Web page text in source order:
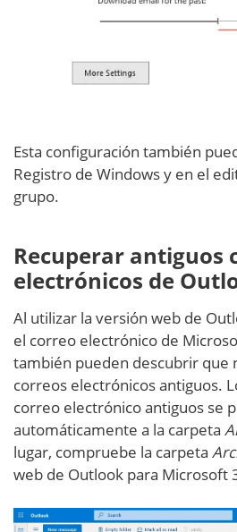
Esta configuración también
Registro de Windows y en el
grupo.
Recuperar antiguos
electrónicos de
Al utilizar la versión web de
el correo electrónico de
también pueden descubrir que
correos electrónicos antiguos.
correo electrónico antiguos se
automáticamente a la carpeta
lugar, compruebe la carpeta
web de Outlook para Microsoft